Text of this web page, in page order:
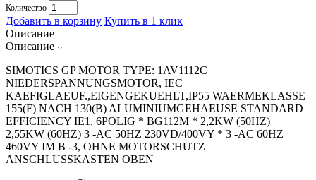
Количество
Добавить в корзину Купить в 1 клик
Описание
Описание
SIMOTICS GP MOTOR TYPE: 1AV1112C
NIEDERSPANNUNGSMOTOR, IEC
KAEFIGLAEUF.,EIGENGEKUEHLT,IP55 WAERMEKLASSE
155(F) NACH 130(B) ALUMINIUMGEHAEUSE STANDARD
EFFICIENCY IE1, 6POLIG * BG112M * 2,2KW (50HZ)
2,55KW (60HZ) 3 -AC 50HZ 230VD/400VY * 3 -AC 60HZ
460VY IM B -3, OHNE MOTORSCHUTZ
ANSCHLUSSKASTEN OBEN